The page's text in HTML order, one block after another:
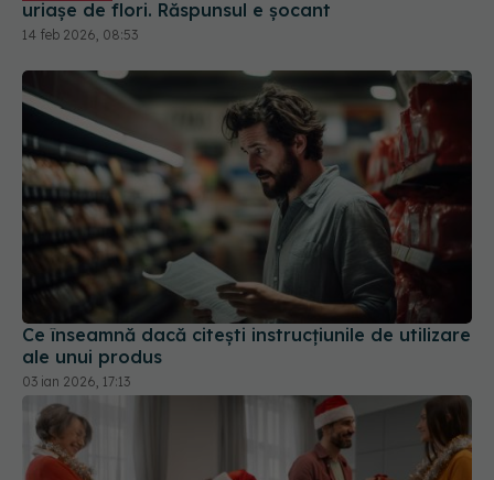
uriașe de flori. Răspunsul e șocant
14 feb 2026, 08:53
Ce înseamnă dacă citești instrucțiunile de utilizare
ale unui produs
03 ian 2026, 17:13